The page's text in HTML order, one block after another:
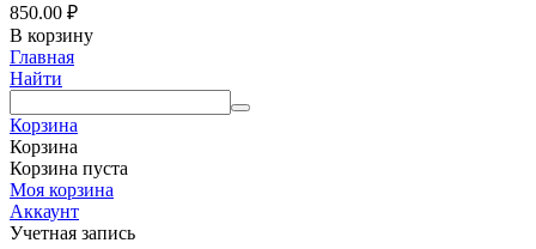
850.00 ₽
В корзину
Главная
Найти
Корзина
Корзина
Корзина пуста
Моя корзина
Аккаунт
Учетная запись